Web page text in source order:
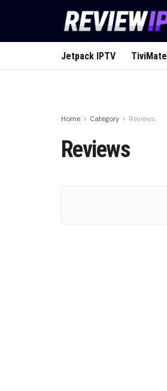
Jetpack IPTV TiviMate
Home Category Reviews
Reviews